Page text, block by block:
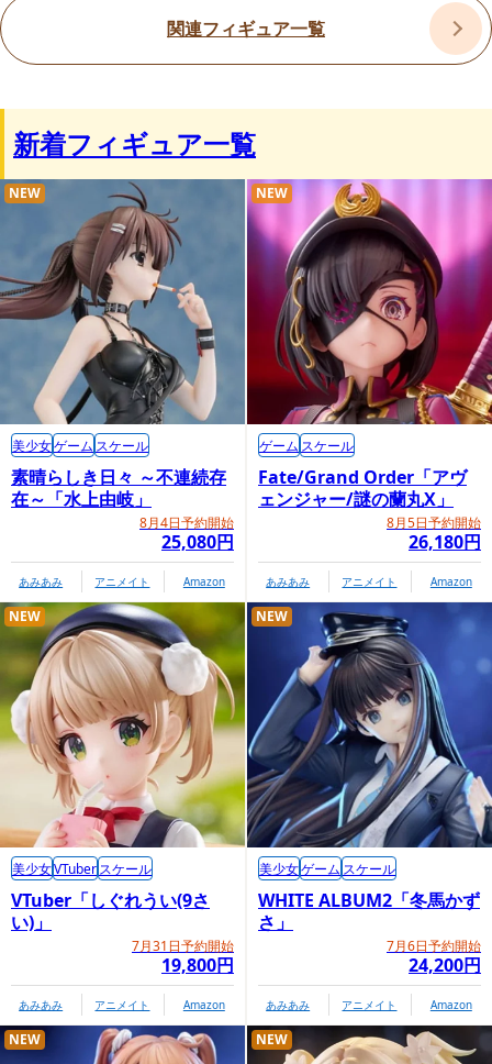
関連フィギュア一覧
新着フィギュア一覧
素晴らしき日々 ～不連続存
在～「水上由岐」
8月4日予約開始
25,080円
NEW
美少女ゲーム スケール
あみあみ アニメイト Amazon
Fate/Grand Order「アヴ
ェンジャー/謎の蘭丸X」
8月5日予約開始
26,180円
NEW
ゲーム スケール
あみあみ アニメイト Amazon
VTuber「しぐれうい(9さ
い)」
7月31日予約開始
19,800円
NEW
美少女VTuberスケール
あみあみ アニメイト Amazon
WHITE ALBUM2「冬馬かず
さ」
7月6日予約開始
24,200円
NEW
美少女ゲーム スケール
あみあみ アニメイト Amazon
NEW NEW